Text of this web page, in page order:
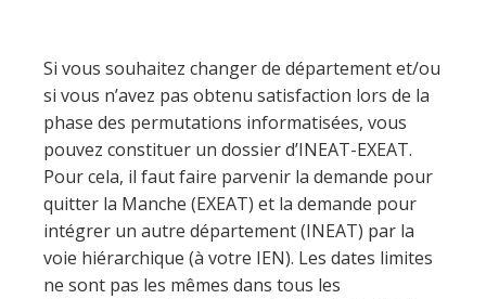
Si vous souhaitez changer de département et/ou
si vous n’avez pas obtenu satisfaction lors de la
phase des permutations informatisées, vous
pouvez constituer un dossier d’INEAT-EXEAT.
Pour cela, il faut faire parvenir la demande pour
quitter la Manche (EXEAT) et la demande pour
intégrer un autre département (INEAT) par la
voie hiérarchique (à votre IEN). Les dates limites
ne sont pas les mêmes dans tous les